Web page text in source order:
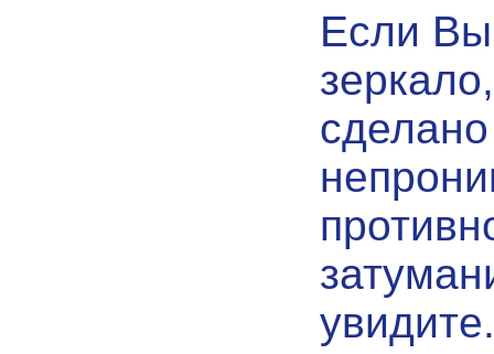
Если Вы
увидите.